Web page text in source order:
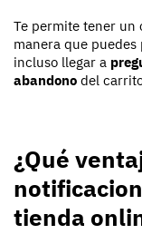
Te permite tener un
manera que
incluso llegar a
abandono del
¿Qué
tienda